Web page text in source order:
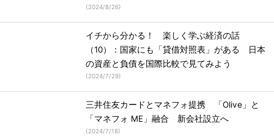
(2024/8/26)
イチから分かる！ 楽しく学ぶ経済の話
（10）：国家にも「貸借対照表」がある 日本
の資産と負債を国際比較で見てみよう
(2024/7/29)
三井住友カードとマネフォ提携 「Olive」と
「マネフォ ME」融合 新会社設立へ
(2024/7/18)